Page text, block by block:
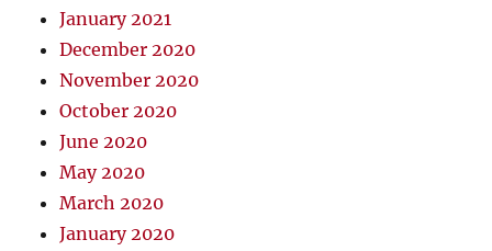
January 2021
December 2020
November 2020
October 2020
June 2020
May 2020
March 2020
January 2020